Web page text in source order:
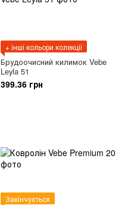
+ інші кольори колекції
Брудоочисний килимок Vebe
Leyla 51
399.36 грн
Закінчується